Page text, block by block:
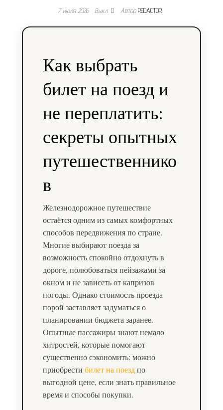
7 июля 2026 Выкл. АвторREDACTOR
Как выбрать
билет на поезд и
не переплатить:
секреты опытных
путешественнико
в
Железнодорожное путешествие
остаётся одним из самых комфортных
способов передвижения по стране.
Многие выбирают поезда за
возможность спокойно отдохнуть в
дороге, полюбоваться пейзажами за
окном и не зависеть от капризов
погоды. Однако стоимость проезда
порой заставляет задуматься о
планировании бюджета заранее.
Опытные пассажиры знают немало
хитростей, которые помогают
существенно сэкономить: можно
приобрести билет на поездпо
выгодной цене, если знать правильное
время и способы покупки.